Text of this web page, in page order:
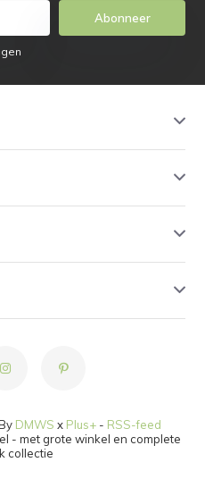
Abonneer
DMWS x Plus+ - RSS-feed
- met grote winkel en complete
collectie